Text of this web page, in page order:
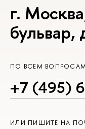
г.
бульвар,
ПО ВСЕМ
+7 (495)
ИЛИ ПИШИТЕ НА